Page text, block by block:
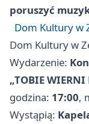
poruszyć
Dom Kultury w
Dom Kultury w
Wydarzenie:
„TOBIE WIERNI
godzina: 17:00,
Wystąpią: